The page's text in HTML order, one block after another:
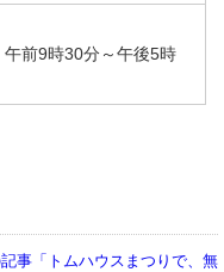
前9時30分～午後5時
事「トムハウスまつりで、無